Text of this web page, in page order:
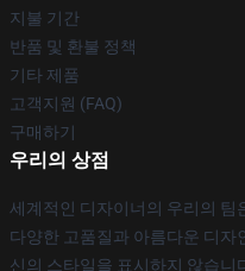
지불 기간
반품 및 환불 정책
기타 제품
고객지원 (FAQ)
구매하기
우리의 상점
세계적인 디자이너의 우리의 팀
다양한 고품질과 아름다운 디자
신의 스타일을 표시하지 않습니